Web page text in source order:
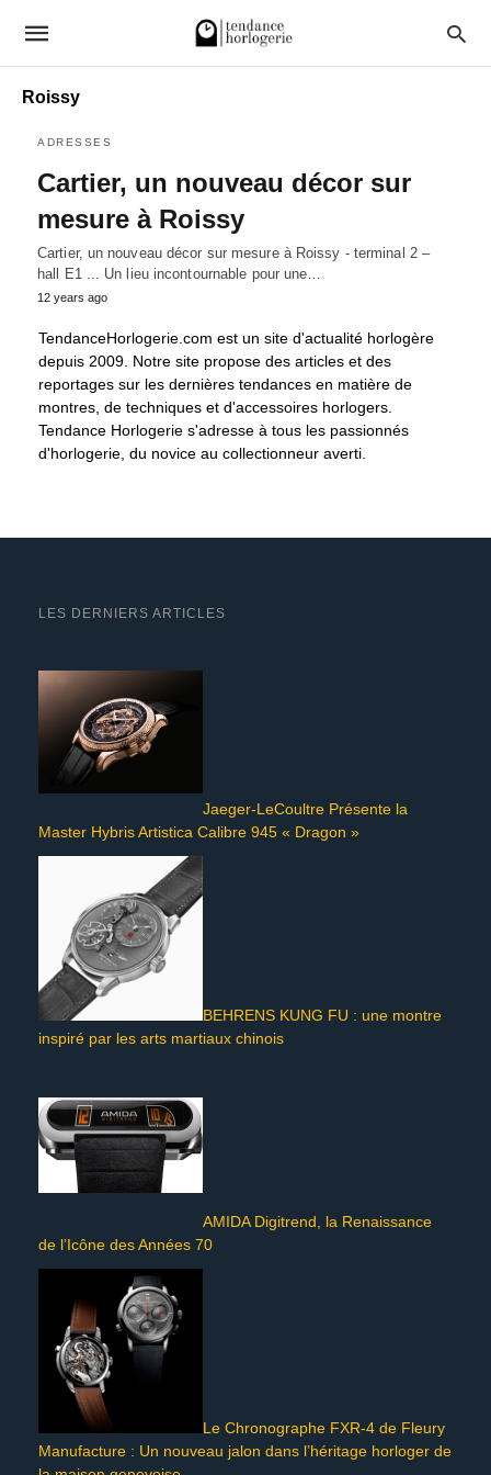
Roissy
ADRESSES
Cartier, un nouveau décor sur
mesure à Roissy
Cartier, un nouveau décor sur mesure à Roissy - terminal 2 –
hall E1 ... Un lieu incontournable pour une…
12 years ago
TendanceHorlogerie.com est un site d'actualité horlogère
depuis 2009. Notre site propose des articles et des
reportages sur les dernières tendances en matière de
montres, de techniques et d'accessoires horlogers.
Tendance Horlogerie s'adresse à tous les passionnés
d'horlogerie, du novice au collectionneur averti.
LES DERNIERS ARTICLES
Jaeger-LeCoultre Présente la
Master Hybris Artistica Calibre 945 « Dragon »
BEHRENS KUNG FU : une montre
inspiré par les arts martiaux chinois
AMIDA Digitrend, la Renaissance
de l’Icône des Années 70
Le Chronographe FXR-4 de Fleury
Manufacture : Un nouveau jalon dans l’héritage horloger de